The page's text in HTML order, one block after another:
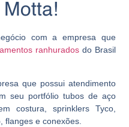
com a empresa que
ranhurados do Brasil
que possui atendimento
seu portfólio tubos de aço
costura, sprinklers Tyco,
flanges e conexões.